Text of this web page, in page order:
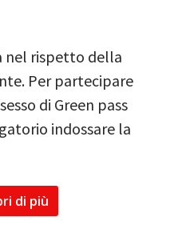
nel rispetto della
Per partecipare
di Green pass
indossare la
di più